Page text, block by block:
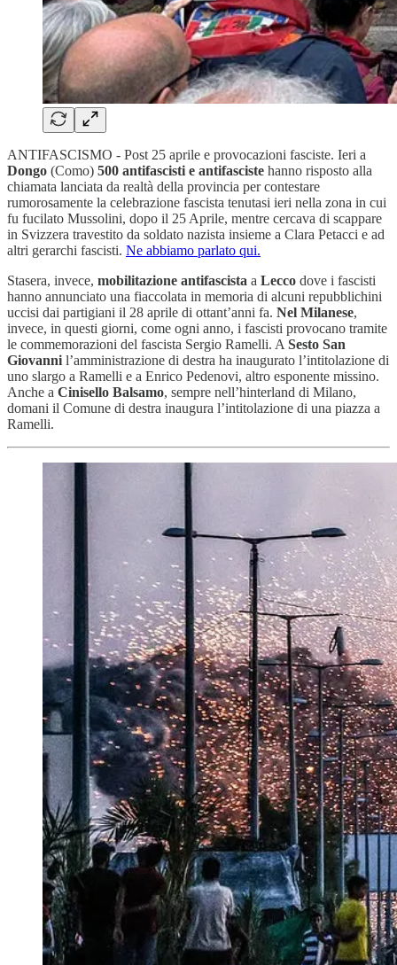
ANTIFASCISMO - Post 25 aprile e provocazioni fasciste. Ieri a
Dongo (Como) 500 antifascisti e antifasciste hanno risposto alla
chiamata lanciata da realtà della provincia per contestare
rumorosamente la celebrazione fascista tenutasi ieri nella zona in cui
fu fucilato Mussolini, dopo il 25 Aprile, mentre cercava di scappare
in Svizzera travestito da soldato nazista insieme a Clara Petacci e ad
altri gerarchi fascisti. Ne abbiamo parlato qui.
Stasera, invece, mobilitazione antifascista a Lecco dove i fascisti
hanno annunciato una fiaccolata in memoria di alcuni repubblichini
uccisi dai partigiani il 28 aprile di ottant’anni fa. Nel Milanese,
invece, in questi giorni, come ogni anno, i fascisti provocano tramite
le commemorazioni del fascista Sergio Ramelli. A Sesto San
Giovanni l’amministrazione di destra ha inaugurato l’intitolazione di
uno slargo a Ramelli e a Enrico Pedenovi, altro esponente missino.
Anche a Cinisello Balsamo, sempre nell’hinterland di Milano,
domani il Comune di destra inaugura l’intitolazione di una piazza a
Ramelli.